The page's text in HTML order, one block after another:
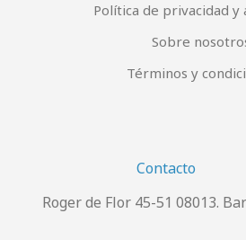
Política de privacidad y
Sobre
Términos y
Contacto
Roger de Flor 45-51 08013.